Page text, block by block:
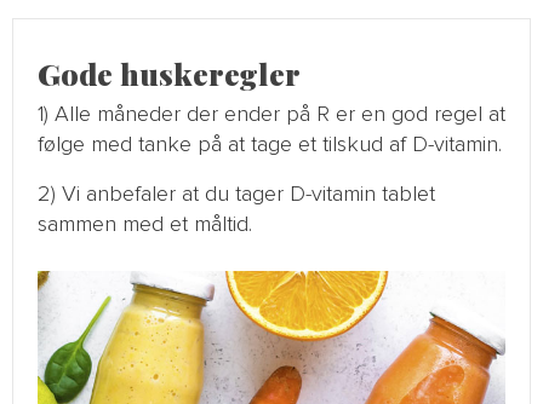
Gode huskeregler
1) Alle måneder der ender på R er en god regel at
følge med tanke på at tage et tilskud af D-vitamin.
2) Vi anbefaler at du tager D-vitamin tablet
sammen med et måltid.